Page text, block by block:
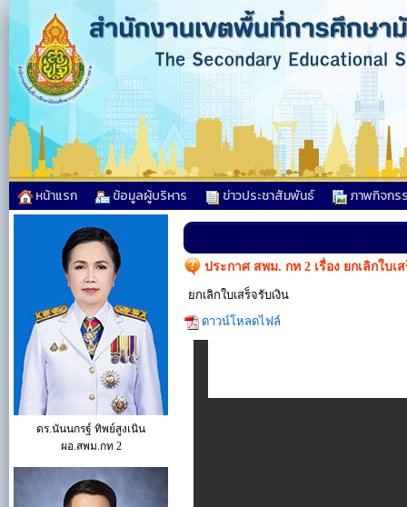
หน้าแรก ข้อมูลผู้บริหาร ข่าวประชาสัมพันธ์ ภาพกิจกร
ดร.นันนกรฐ์ ทิพย์สูงเนิน
ผอ.สพม.กท 2
ประกาศ สพม. กท 2 เรื่อง ยกเลิกใบเ
ยกเลิกใบเสร็จรับเงิน
ดาวน์โหลดไฟล์